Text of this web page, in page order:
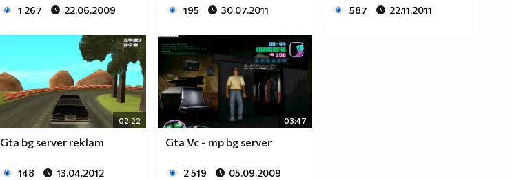
1 267 22.06.2009 195 30.07.2011 587 22.11.2011
02:22
Gta bg server reklam
148 13.04.2012
03:47
Gta Vc - mp bg server
2 519 05.09.2009